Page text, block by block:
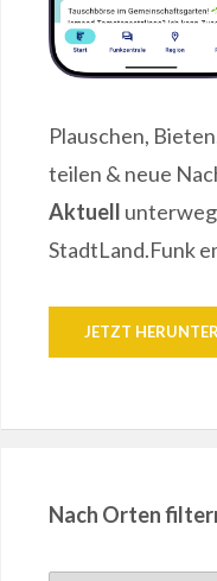
Plauschen,
teilen & neue
Aktuell
StadtLand.Funk
JETZT
Nach Orten